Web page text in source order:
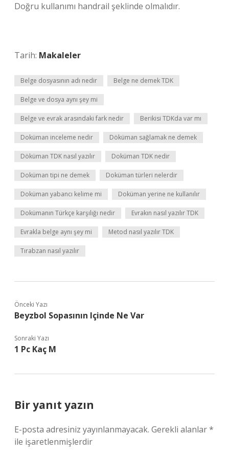
Doğru kullanımı handrail şeklinde olmalıdır.
Tarih: Makaleler
Belge dosyasının adı nedir Belge ne demek TDK
Belge ve dosya aynı şey mi
Belge ve evrak arasındaki fark nedir Berikisi TDKda var mı
Doküman inceleme nedir Döküman sağlamak ne demek
Döküman TDK nasıl yazılır Doküman TDK nedir
Doküman tipi ne demek Doküman türleri nelerdir
Doküman yabancı kelime mi Doküman yerine ne kullanılır
Dokümanın Türkçe karşılığı nedir Evrakın nasıl yazılır TDK
Evrakla belge aynı şey mi Metod nasıl yazılır TDK
Tırabzan nasıl yazılır
Önceki Yazı
Beyzbol Sopasının Içinde Ne Var
Sonraki Yazı
1 Pc Kaç M
Bir yanıt yazın
E-posta adresiniz yayınlanmayacak. Gerekli alanlar*
ile işaretlenmişlerdir